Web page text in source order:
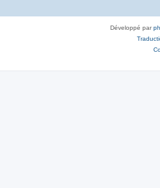
Développé par